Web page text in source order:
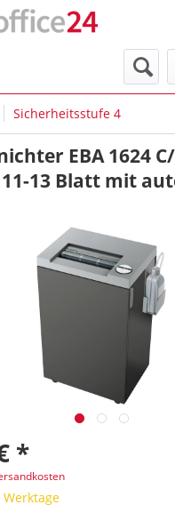
Sicherheitsstufe 4
EBA 1624
11-13 Blatt mit
*